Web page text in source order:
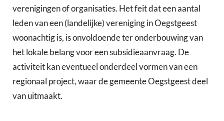
verenigingen of organisaties. Het feit dat een aantal
leden van een (landelijke) vereniging in Oegstgeest
woonachtig is, is onvoldoende ter onderbouwing van
het lokale belang voor een subsidieaanvraag. De
activiteit kan eventueel onderdeel vormen van een
regionaal project, waar de gemeente Oegstgeest deel
van uitmaakt.